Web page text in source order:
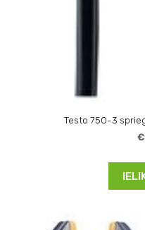
Testo 750-3